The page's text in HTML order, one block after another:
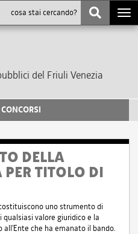
del Friuli Venezia
DELLA
PER TITOLO DI
uno strumento di
valore giuridico e la
che ha emanato il bando.